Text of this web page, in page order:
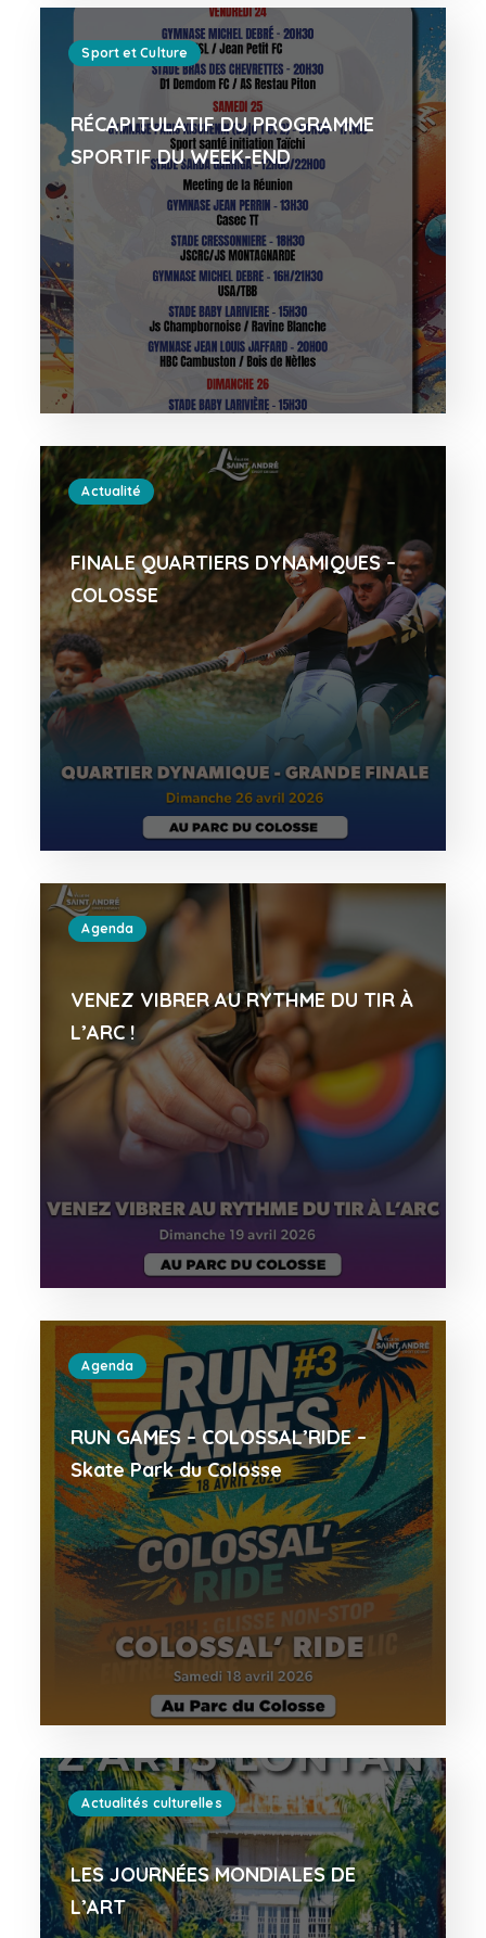
Sport et Culture
RÉCAPITULATIF DU PROGRAMME
SPORTIF DU WEEK-END
Actualité
FINALE QUARTIERS DYNAMIQUES –
COLOSSE
Agenda
VENEZ VIBRER AU RYTHME DU TIR À
L’ARC !
Agenda
RUN GAMES – COLOSSAL’RIDE –
Skate Park du Colosse
Actualités culturelles
LES JOURNÉES MONDIALES DE
L’ART